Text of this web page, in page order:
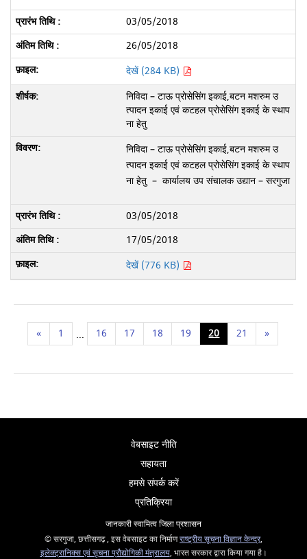
03/05/2018
26/05/2018
देखें (284 KB)
निविदा – टाऊ प्रोसेसिंग इकाई,बटन मशरुम उ
त्पादन इकाई एवं कटहल प्रोसेसिंग इकाई के स्थाप
ना हेतु
निविदा – टाऊ प्रोसेसिंग इकाई,बटन मशरुम उ
त्पादन इकाई एवं कटहल प्रोसेसिंग इकाई के स्थाप
ना हेतु – कार्यालय उप संचालक उद्यान – सरगुजा
03/05/2018
17/05/2018
देखें (776 KB)
« 1 ... 16 17 18 19 20 21 »
वेबसाइट नीति
सहायता
हमसे संपर्क करें
प्रतिक्रिया
जानकारी स्वामित्व जिला प्रशासन
© सरगुजा, छत्तीसगढ़ , इस वेबसाइट का निर्माणराष्ट्रीय सूचना विज्ञान केन्द्र,
इलेक्ट्रानिक्स एवं सूचना प्रौद्योगिकी मंत्रालय, भारत सरकार द्वारा किया गया है।